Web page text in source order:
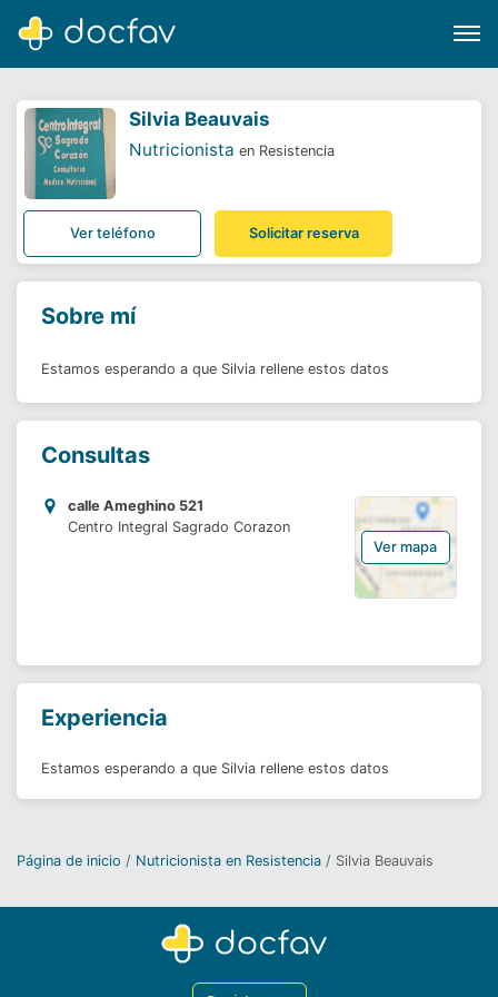
Software para clínicas
Soporte
Silvia Beauvais
Nutricionista en Resistencia
Ver teléfono Solicitar reserva
Sobre mí
Estamos esperando a que Silvia rellene estos datos
Consultas
calle Ameghino 521
Centro Integral Sagrado Corazon
Ver mapa
Experiencia
Estamos esperando a que Silvia rellene estos datos
Página de inicio Nutricionista en Resistencia Silvia Beauvais